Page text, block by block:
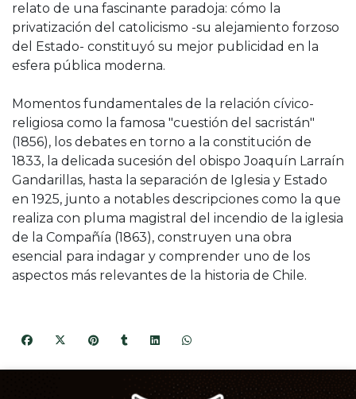
relato de una fascinante paradoja: cómo la
privatización del catolicismo -su alejamiento forzoso
del Estado- constituyó su mejor publicidad en la
esfera pública moderna.
Momentos fundamentales de la relación cívico-
religiosa como la famosa "cuestión del sacristán"
(1856), los debates en torno a la constitución de
1833, la delicada sucesión del obispo Joaquín Larraín
Gandarillas, hasta la separación de Iglesia y Estado
en 1925, junto a notables descripciones como la que
realiza con pluma magistral del incendio de la iglesia
de la Compañía (1863), construyen una obra
esencial para indagar y comprender uno de los
aspectos más relevantes de la historia de Chile.